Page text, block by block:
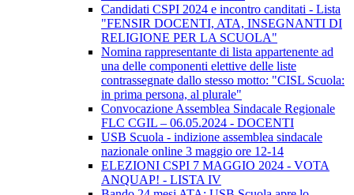
Candidati CSPI 2024 e incontro canditati - Lista
"FENSIR DOCENTI, ATA, INSEGNANTI DI
RELIGIONE PER LA SCUOLA"
Nomina rappresentante di lista appartenente ad
una delle componenti elettive delle liste
contrassegnate dallo stesso motto: "CISL Scuola:
in prima persona, al plurale"
Convocazione Assemblea Sindacale Regionale
FLC CGIL – 06.05.2024 - DOCENTI
USB Scuola - indizione assemblea sindacale
nazionale online 3 maggio ore 12-14
ELEZIONI CSPI 7 MAGGIO 2024 - VOTA
ANQUAP! - LISTA IV